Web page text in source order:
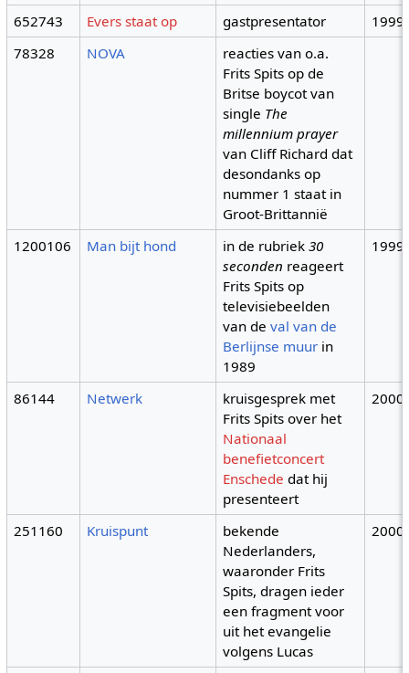
652743 Evers staat op gastpresentator
1999
78328
NOVA
reacties van o.a.
Frits Spits op de
Britse boycot van
single The
millennium prayer
van Cliff Richard dat
desondanks op
nummer 1 staat in
Groot-Brittannië
1200106
Man bijt hond in de rubriek30
seconden reageert
Frits Spits op
televisiebeelden
van deval van de
Berlijnse muur in
1989
1999
86144 Netwerk
kruisgesprek met
Frits Spits over het
Nationaal
benefietconcert
Enschede dat hij
presenteert
2000
251160 Kruispunt
bekende
Nederlanders,
waaronder Frits
Spits, dragen ieder
een fragment voor
uit het evangelie
volgens Lucas
2000